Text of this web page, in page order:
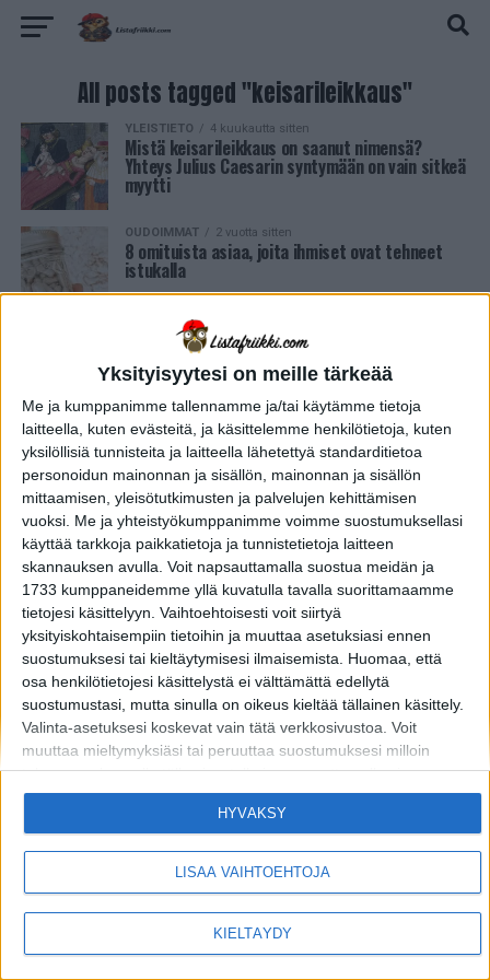
Yksityisyytesi on meille tärkeää
Me ja kumppanimme tallennamme ja/tai käytämme tietoja
laitteella, kuten evästeitä, ja käsittelemme henkilötietoja, kuten
yksilöllisiä tunnisteita ja laitteella lähetettyä standarditietoa
personoidun mainonnan ja sisällön, mainonnan ja sisällön
mittaamisen, yleisötutkimusten ja palvelujen kehittämisen
vuoksi. Me ja yhteistyökumppanimme voimme suostumuksellasi
käyttää tarkkoja paikkatietoja ja tunnistetietoja laitteen
skannauksen avulla. Voit napsauttamalla suostua meidän ja
1733 kumppaneidemme yllä kuvatulla tavalla suorittamaamme
tietojesi käsittelyyn. Vaihtoehtoisesti voit siirtyä
yksityiskohtaisempiin tietoihin ja muuttaa asetuksiasi ennen
suostumuksesi tai kieltäytymisesi ilmaisemista.
Huomaa, että
osa henkilötietojesi käsittelystä ei välttämättä edellytä
suostumustasi, mutta sinulla on oikeus kieltää tällainen käsittely.
Valinta-asetuksesi koskevat vain tätä verkkosivustoa. Voit
muuttaa mieltymyksiäsi tai peruuttaa suostumuksesi milloin
tahansa palaamalla tälle sivustolle ja napsauttamalla sivun
alaosassa olevaa "Yksityisyys" -painiketta.
Huomaa myös, että tämä verkkosivusto/sovellus käyttää yhtä tai
mukaan lukien, niihin kuitenkaan rajoittumatta,
verkkosivustolla/sovelluksessa vierailuusi tai niiden käyttöösi ja
niissä harjoittamaasi toimintaan/käyttäytymiseen liittyviä tietoja.
Alla olevassa Googlen suostumusosiossa voit antaa tai kieltää
suostumuksen Googlelle ja sen kolmannen osapuolen
LISÄÄ VAIHTOEHTOJA
KIELTÄYDY
HYVÄKSY
All posts tagged "keisarileikkaus"
YLEISTIETO 4 kuukautta sitten
Mistä keisarileikkaus on saanut nimensä?
Yhteys Julius Caesarin syntymään on vain sitkeä
myytti
OUDOIMMAT 2 vuotta sitten
8 omituista asiaa, joita ihmiset ovat tehneet
istukalla
MIKÄ LISTAFRIIKKI?
HALUATKO MAINOSTAJAKSI LISTAFRIIKKIIN?
TIETOSUOJA JA EVÄSTEET
OTA YHTEYTTÄ
Copyright © 2026 Listamedia